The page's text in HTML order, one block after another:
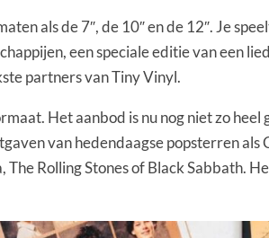
als de 7″, de 10″ en de 12″. Je
een speciale editie van een
partners van Tiny Vinyl.
Het aanbod is nu nog niet zo
van hedendaagse popsterren
Rolling Stones of Black Sabbath.